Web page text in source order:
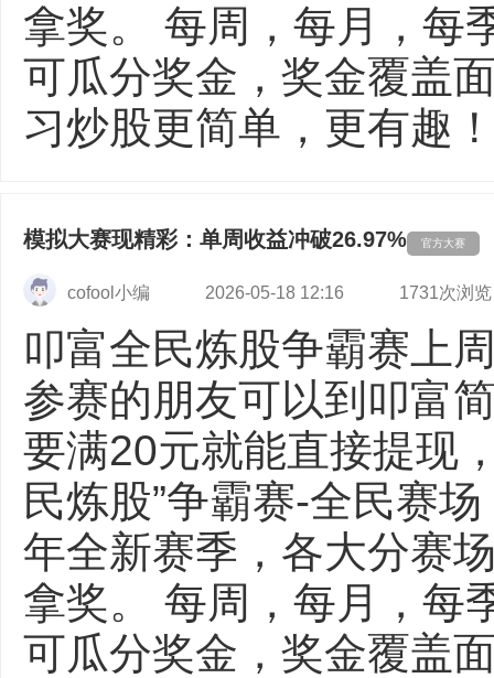
拿奖。 每周，每月，每
可瓜分奖金，奖金覆盖
习炒股更简单，更有趣
模拟大赛现精彩：单周收益冲破26.97% 官方大赛
cofool小编 2026-05-18 12:16 1731次浏览
叩富全民炼股争霸赛上
参赛的朋友可以到叩富
要满20元就能直接提现
民炼股”争霸赛-全民赛
年全新赛季，各大分赛
拿奖。 每周，每月，每
可瓜分奖金，奖金覆盖